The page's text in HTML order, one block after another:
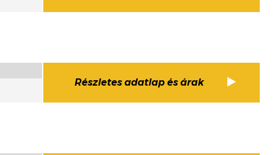
Részletes adatlap és árak